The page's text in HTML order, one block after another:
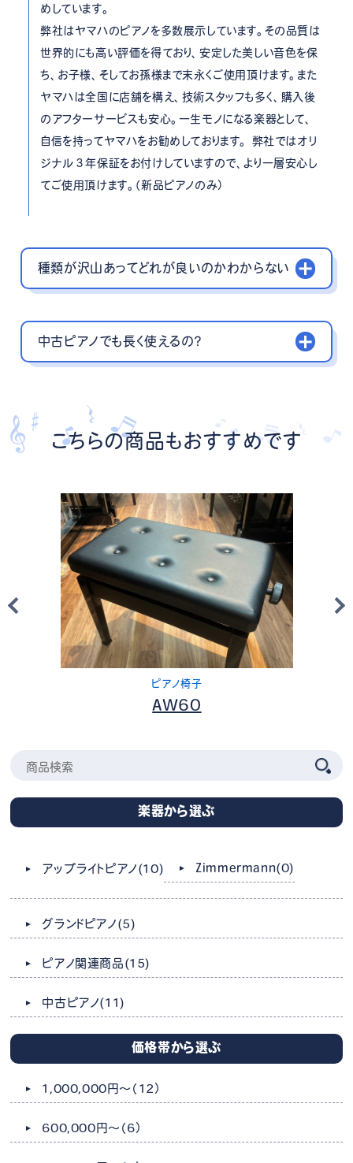
楽器から選ぶ
アップライトピアノ (10) Zimmermann(0)
グランドピアノ (5)
ピアノ関連商品 (15)
中古ピアノ(11)
価格帯から選ぶ
1,000,000円～ （12）
600,000円～ （6）
めしています。
弊社はヤマハのピアノを多数展示しています。その品質は
世界的にも高い評価を得ており、安定した美しい音色を保
ち、お子様、そしてお孫様まで末永くご使用頂けます。また
ヤマハは全国に店舗を構え、技術スタッフも多く、購入後
のアフターサービスも安心。一生モノになる楽器として、
自信を持ってヤマハをお勧めしております。 弊社ではオリ
ジナル３年保証をお付けしていますので、より一層安心し
てご使用頂けます。（新品ピアノのみ）
種類が沢山あってどれが良いのかわからない
中古ピアノでも長く使えるの？
こちらの商品もおすすめです
ピアノ椅子
AW60